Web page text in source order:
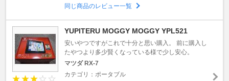
同じ商品のレビュー一覧
YUPITERU MOGGY MOGGY YPL521
安いやつですがこれで十分と思い購入。 前に購入し
たやつより多少賢くなっている様で少し安心。
マツダ RX-7
カテゴリ：ポータブル